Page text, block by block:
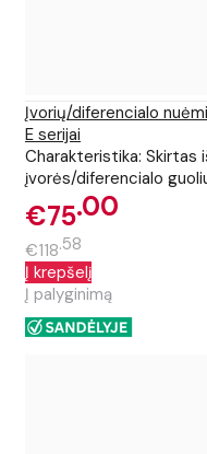
Įvorių/diferencialo
E serijai
Charakteristika: Skirtas
įvorės/diferencialo
€7500
€118 58
Į krepšelį
Į palyginimą